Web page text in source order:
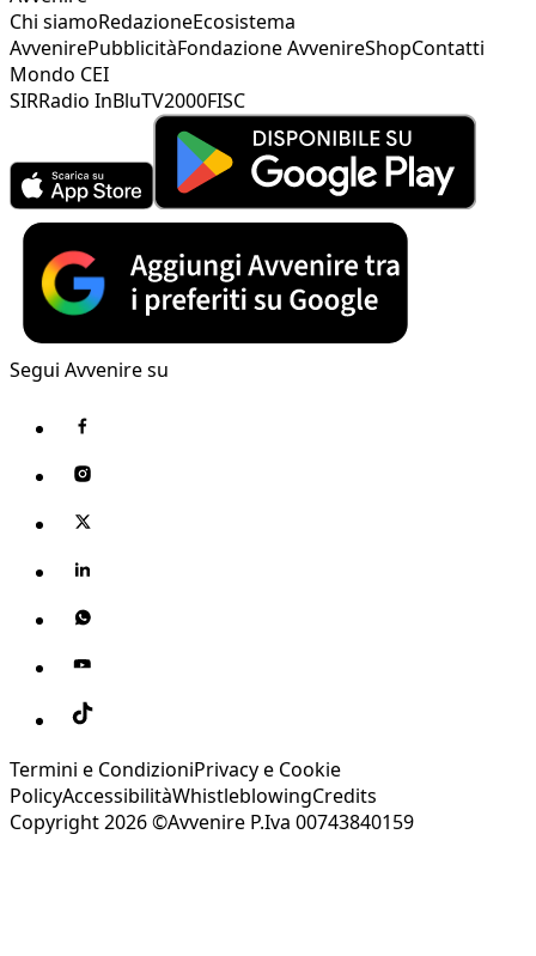
Chi siamoRedazioneEcosistema
AvvenirePubblicitàFondazione AvvenireShopContatti
Mondo CEI
SIRRadio InBluTV2000FISC
Segui Avvenire su
Termini e CondizioniPrivacy e Cookie
PolicyAccessibilitàWhistleblowingCredits
Copyright 2026 ©Avvenire P.Iva 00743840159